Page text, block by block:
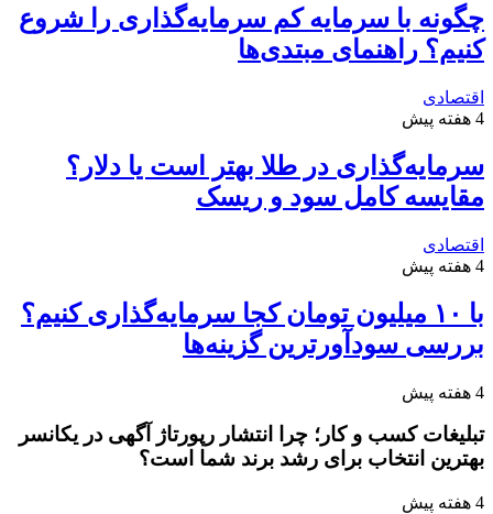
چگونه با سرمایه کم سرمایه‌گذاری را شروع
کنیم؟ راهنمای مبتدی‌ها
اقتصادی
4 هفته پیش
سرمایه‌گذاری در طلا بهتر است یا دلار؟
مقایسه کامل سود و ریسک
اقتصادی
4 هفته پیش
با ۱۰ میلیون تومان کجا سرمایه‌گذاری کنیم؟
بررسی سودآورترین گزینه‌ها
4 هفته پیش
تبلیغات کسب و کار؛ چرا انتشار رپورتاژ آگهی در یکانسر
بهترین انتخاب برای رشد برند شما است؟
4 هفته پیش